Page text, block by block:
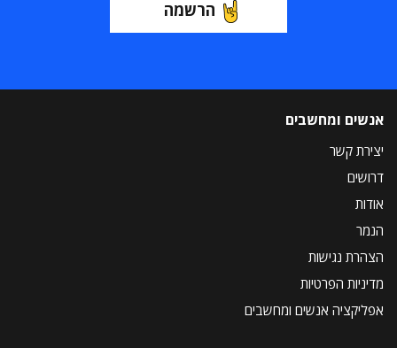
הרשמה
אנשים ומחשבים
יצירת קשר
דרושים
אודות
הנמר
הצהרת נגישות
מדיניות הפרטיות
אפליקציה אנשים ומחשבים